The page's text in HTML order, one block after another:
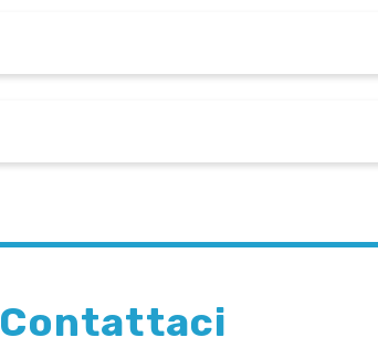
Contattaci